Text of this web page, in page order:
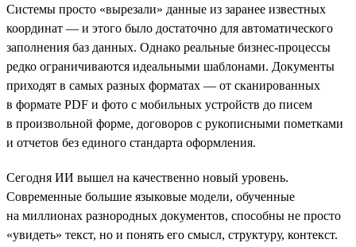
Системы просто «вырезали» данные из заранее известных
координат — и этого было достаточно для автоматического
заполнения баз данных. Однако реальные бизнес-процессы
редко ограничиваются идеальными шаблонами. Документы
приходят в самых разных форматах — от сканированных
в формате PDF и фото с мобильных устройств до писем
в произвольной форме, договоров с рукописными пометками
и отчетов без единого стандарта оформления.
Сегодня ИИ вышел на качественно новый уровень.
Современные большие языковые модели, обученные
на миллионах разнородных документов, способны не просто
«увидеть» текст, но и понять его смысл, структуру, контекст.